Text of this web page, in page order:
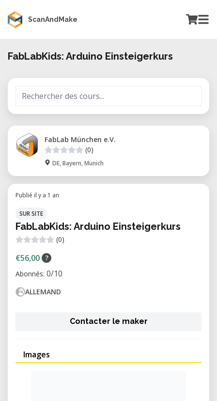
ScanAndMake
FabLabKids: Arduino Einsteigerkurs
FabLab München e.V.
(0)
DE, Bayern, Munich
Publié il y a 1 an
SUR SITE
FabLabKids: Arduino Einsteigerkurs
(0)
€56,00 ?
Abonnés: 0/10
ALLEMAND
Contacter le maker
Images